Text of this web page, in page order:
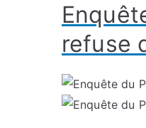
refuse